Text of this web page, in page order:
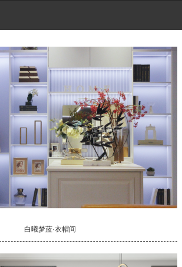
白曦梦蓝·衣帽间